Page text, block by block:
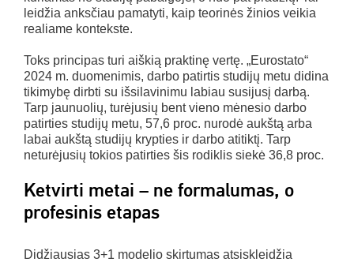
leidžia anksčiau pamatyti, kaip teorinės žinios veikia
realiame kontekste.
Toks principas turi aiškią praktinę vertę. „Eurostato“
2024 m. duomenimis, darbo patirtis studijų metu didina
tikimybę dirbti su išsilavinimu labiau susijusį darbą.
Tarp jaunuolių, turėjusių bent vieno mėnesio darbo
patirties studijų metu, 57,6 proc. nurodė aukštą arba
labai aukštą studijų krypties ir darbo atitiktį. Tarp
neturėjusių tokios patirties šis rodiklis siekė 36,8 proc.
Ketvirti metai – ne formalumas, o
profesinis etapas
Didžiausias 3+1 modelio skirtumas atsiskleidžia